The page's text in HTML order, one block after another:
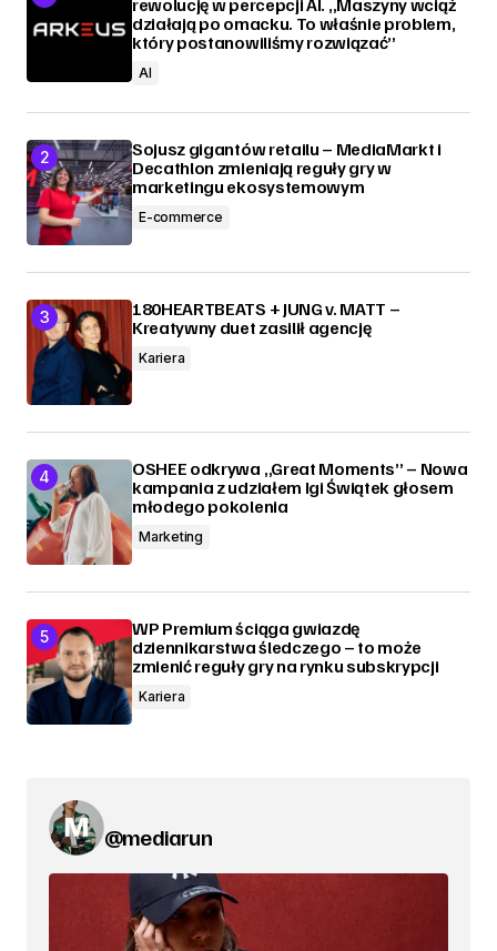
działają po omacku. To właśnie problem,
który postanowiliśmy rozwiązać”
AI
Sojusz gigantów retailu – MediaMarkt i
Decathlon zmieniają reguły gry w
marketingu ekosystemowym
E-commerce
180HEARTBEATS + JUNG v. MATT –
Kreatywny duet zasilił agencję
Kariera
OSHEE odkrywa „Great Moments” – Nowa
kampania z udziałem Igi Świątek głosem
młodego pokolenia
Marketing
WP Premium ściąga gwiazdę
dziennikarstwa śledczego – to może
zmienić reguły gry na rynku subskrypcji
Kariera
@mediarun